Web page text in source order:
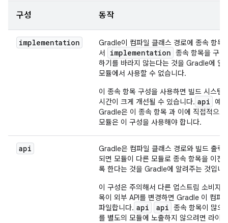
구성 동작
implementation
Gradle이 컴파일 클래스 경로에 종속 항목
서
implementation 종속 항목을 구
하기를 바라지 않는다는 것을 Gradle에 알
모듈에서 사용할 수 없습니다.
이 종속 항목 구성을 사용하면 빌드 시스
시간이 크게 개선될 수 있습니다. api
예
Gradle은 이 종속 항목 과 이에 직접적으
모듈은 이 구성을 사용해야 합니다.
api
Gradle은 컴파일 클래스 경로와 빌드 출력
되면 모듈이 다른 모듈로 종속 항목을 이
록 한다는 것을 Gradle에 알려주는 것입니
이 구성은 주의해서 다른 업스트림 소비자
목이 외부 API를 변경하면 Gradle 이 컴파
파일합니다. api api 종속 항목이 많으
를 별도의 모듈에 노출하지 않으려면 라이